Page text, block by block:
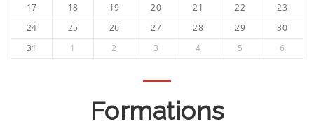
17
18 19 20 21 22
23
24
25 26 27 28 29
30
31
1 2 3 4 5 6
Formations